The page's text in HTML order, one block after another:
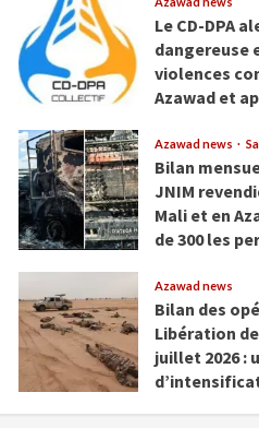
août 8, 2026
Le CD-DPA
dangereuse
violences
Azawad et
août 3, 2026
Azawad news
Bilan
JNIM
Mali et en
de 300 les
août 3, 2026
Azawad news
Bilan des
Libération de
juillet 2026 :